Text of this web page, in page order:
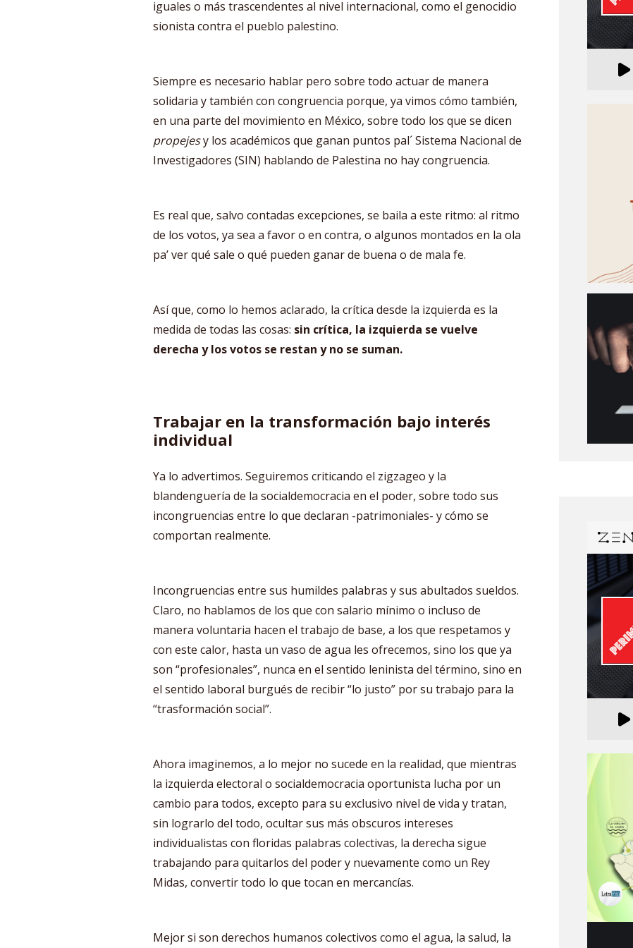
iguales o más trascendentes al nivel internacional, como el genocidio
sionista contra el pueblo palestino.
Siempre es necesario hablar pero sobre todo actuar de manera
solidaria y también con congruencia porque, ya vimos cómo también,
en una parte del movimiento en México, sobre todo los que se dicen
propejesy los académicos que ganan puntos pal´ Sistema Nacional de
Investigadores (SIN) hablando de Palestina no hay congruencia.
Es real que, salvo contadas excepciones, se baila a este ritmo: al ritmo
de los votos, ya sea a favor o en contra, o algunos montados en la ola
pa’ ver qué sale o qué pueden ganar de buena o de mala fe.
Así que, como lo hemos aclarado, la crítica desde la izquierda es la
medida de todas las cosas: sin crítica, la izquierda se vuelve
derecha y los votos se restan y no se suman.
Trabajar en la transformación bajo interés
individual
Ya lo advertimos. Seguiremos criticando el zigzageo y la
blandenguería de la socialdemocracia en el poder, sobre todo sus
incongruencias entre lo que declaran -patrimoniales- y cómo se
comportan realmente.
Incongruencias entre sus humildes palabras y sus abultados sueldos.
Claro, no hablamos de los que con salario mínimo o incluso de
manera voluntaria hacen el trabajo de base, a los que respetamos y
con este calor, hasta un vaso de agua les ofrecemos, sino los que ya
son “profesionales”, nunca en el sentido leninista del término, sino en
el sentido laboral burgués de recibir “lo justo” por su trabajo para la
“trasformación social”.
Ahora imaginemos, a lo mejor no sucede en la realidad, que mientras
la izquierda electoral o socialdemocracia oportunista lucha por un
cambio para todos, excepto para su exclusivo nivel de vida y tratan,
sin lograrlo del todo, ocultar sus más obscuros intereses
individualistas con floridas palabras colectivas, la derecha sigue
trabajando para quitarlos del poder y nuevamente como un Rey
Midas, convertir todo lo que tocan en mercancías.
Mejor si son derechos humanos colectivos como el agua, la salud, la